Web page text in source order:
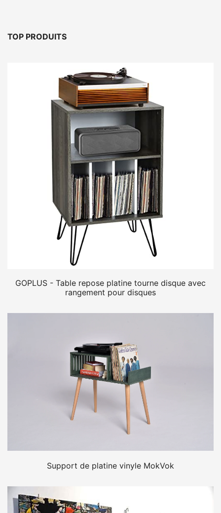
TOP PRODUITS
GOPLUS - Table repose platine tourne disque avec
rangement pour disques
Support de platine vinyle MokVok